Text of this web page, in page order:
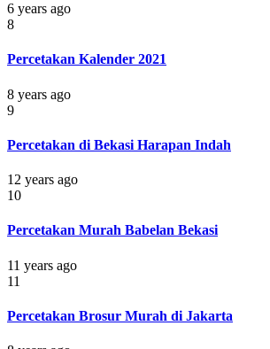
6 years ago
8
Percetakan Kalender 2021
8 years ago
9
Percetakan di Bekasi Harapan Indah
12 years ago
10
Percetakan Murah Babelan Bekasi
11 years ago
11
Percetakan Brosur Murah di Jakarta